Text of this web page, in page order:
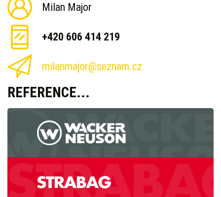
Milan Major
+420 606 414 219
milanmajor@seznam.cz
REFERENCE...